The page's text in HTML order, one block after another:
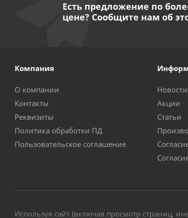
Есть предложение по
цене? Сообщите нам об
Компания
О компании
Контакты
Реквизиты
Политика обработки ПД
Пользовательское соглашение
Новости
Акции
Статьи
Используя сайт (включая просмотр страниц,